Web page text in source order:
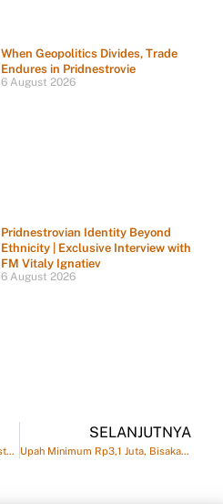
When Geopolitics Divides, Trade
Endures in Pridnestrovie
6 August 2026
Pridnestrovian Identity Beyond
Ethnicity | Exclusive Interview with
FM Vitaly Ignatiev
6 August 2026
Dua Pertiga Pendapatan Kazakhstan Berasal dari Sektor Usaha
SELANJUTNYA
Upah Minimum Rp3,1 Juta, Bisakah Hidup di Astana dan Almaty?